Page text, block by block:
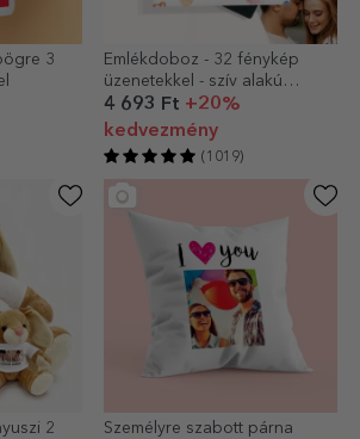
3
Emlékdoboz - 32 fénykép
üzenetekkel - szív alakú
kialakítás
4 693 Ft +20%
kedvezmény
(1019)
2
Személyre szabott párna